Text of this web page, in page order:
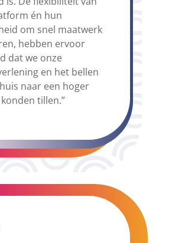
én hun
om snel maatwerk
hebben ervoor
dat we onze
en het bellen
naar een hoger
tillen.”